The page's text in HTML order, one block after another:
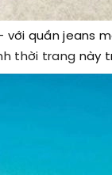
với quần jeans
thời trang này